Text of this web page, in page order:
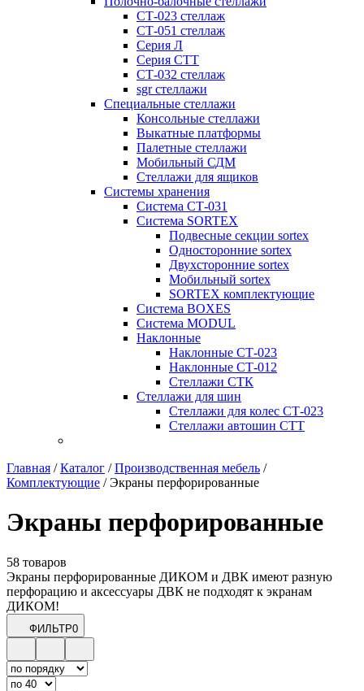
СТ-023 стеллаж
СТ-051 стеллаж
Серия Л
Серия СТТ
СТ-032 стеллаж
sgr стеллажи
Специальные стеллажи
Консольные стеллажи
Выкатные платформы
Палетные стеллажи
Мобильный СДМ
Стеллажи для ящиков
Системы хранения
Система СТ-031
Система SORTEX
Подвесные секции sortex
Односторонние sortex
Двухсторонние sortex
Мобильный sortex
SORTEX комплектующие
Система BOXES
Система MODUL
Наклонные
Наклонные СТ-023
Наклонные СТ-012
Стеллажи СТК
Стеллажи для шин
Стеллажи для колес СТ-023
Стеллажи автошин СТТ
Главная /Каталог /Производственная мебель /
Комплектующие /Экраны перфорированные
Экраны перфорированные
58 товаров
Экраны перфорированные ДИКОМ и ДВК имеют разную
перфорацию и аксессуары ДВК не подходят к экранам
ДИКОМ!
ФИЛЬТР0